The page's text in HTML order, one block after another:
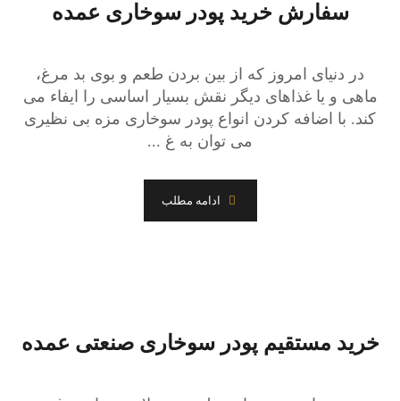
سفارش خرید پودر سوخاری عمده
در دنیای امروز که از بین بردن طعم و بوی بد مرغ،
ماهی و یا غذاهای دیگر نقش بسیار اساسی را ایفاء می
کند. با اضافه کردن انواع پودر سوخاری مزه بی نظیری
می توان به غ ...
ادامه مطلب
خرید مستقیم پودر سوخاری صنعتی عمده